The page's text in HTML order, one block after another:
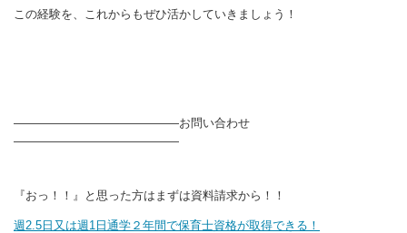
この経験を、これからもぜひ活かしていきましょう！
――――――――――――――お問い合わせ
――――――――――――――
『おっ！！』と思った方はまずは資料請求から！！
週2.5日又は週1日通学２年間で保育士資格が取得できる！